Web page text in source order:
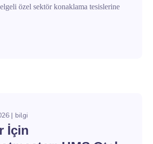
özel sektör konaklama tesislerine
bilgi
İçin